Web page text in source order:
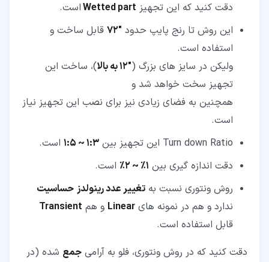
دقت کنید که این تجهیز Wetted partاست.
این روش تا رنج پایپ حدود "
72 قابل ساخت و
استفاده است.
ولیکن در سایز های بزرگ ("
12به بالا)، ساخت این
تجهیز سخت خواهد شد و
همچنین به فضای زیادی نیز برای نصب این تجهیز نیاز
است.
Turn down Ratio این تجهیز بین
1:3 ~ 1:5
است.
دقت اندازه گیری بین 1% ~ 2%
است.
روش ونتوری نسبت به تغییر عدد رینولدز حساسیت
ندارد و هم در نمونه های Linear و هم Transient
قابل استفاده است.
دقت کنید که در روش ونتوری، فلو به آرامی جمع شده (در